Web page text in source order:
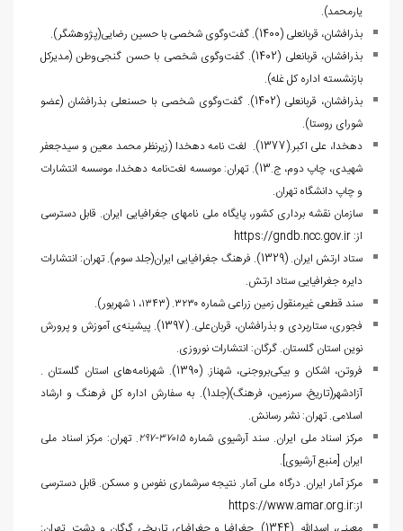
یارمحمد).
بذرافشان، قربانعلی (1400). گفت‌وگوی شخصی با حسین رضایی(پژوهشگر).
بذرافشان، قربانعلی (1402). گفت‌وگوی شخصی با حسن گنجی‌وطن (مدیرکل
بازنشسته اداره کل غله).
بذرافشان، قربانعلی (1402). گفت‌وگوی شخصی با حسنعلی بذرافشان (عضو
شورای روستا).
دهخدا، علی اکبر.(1377). لغت نامه دهخدا (زیرنظر محمد معین و سیدجعفر
شهیدی، چاپ دوم، ج.13). تهران: موسسه لغت‌نامه دهخدا، موسسه انتشارات
و چاپ دانشگاه تهران.
سازمان نقشه برداری کشور، پایگاه ملی نام‏های جغرافیایی ایران. قابل دسترسی
از:https://gndb.ncc.gov.ir
ستاد ارتش ایران. (1329). فرهنگ جغرافیایی ایران(جلد سوم). تهران: انتشارات
دایره جغرافیایی ستاد ارتش.
سند قطعی غیرمنقول زمین زراعی شماره ۳۲۳۰. (۱۳۴۳، ۱ شهریور).
فجوری، ستاربردی و بذرافشان، قربان‌علی. (1397). پیشینه‌ی آموزش و پرورش
نوین استان گلستان. گرگان: انتشارات نوروزی.
فروتن، اشکان و بیکی‌بروجنی، شهناز. (1390). شهرنامه‌های استان گلستان .
آزادشهر(تاریخ، سرزمین، فرهنگ)(جلد1). به سفارش اداره کل فرهنگ و ارشاد
اسلامی. تهران: نشر رسانش.
مرکز اسناد ملی ایران. سند آرشیوی شماره ۳۷۰۱۵-۲۹۷
. تهران: مرکز اسناد ملی
ایران [منبع آرشیوی].
مرکز آمار ایران. درگاه ملی آمار. نتیجه سرشماری نفوس و مسکن. قابل دسترسی
از:https://www.amar.org.ir